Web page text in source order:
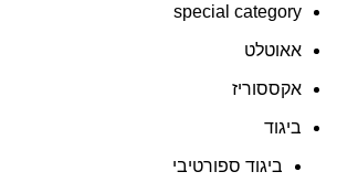
special category
אאוטלט
אקססוריז
ביגוד
ביגוד ספורטיבי